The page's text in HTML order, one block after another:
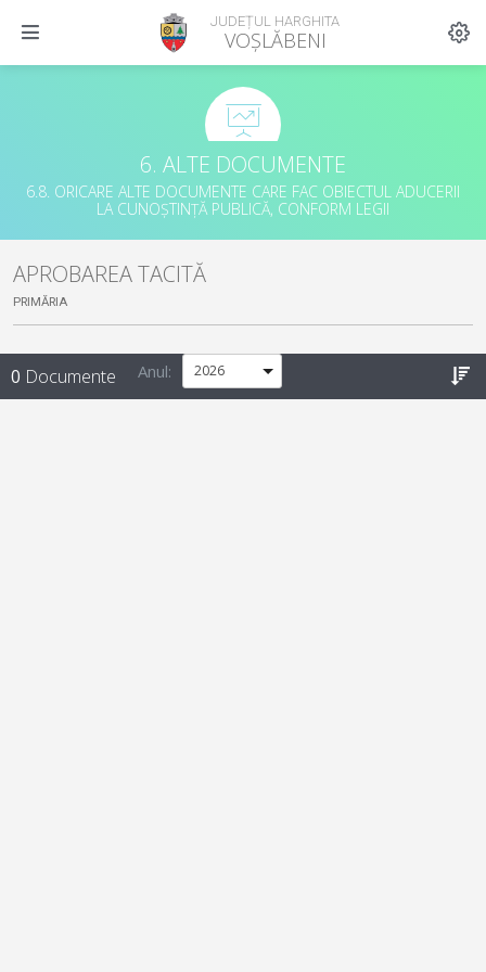
JUDEȚUL HARGHITA
VOȘLĂBENI
6. ALTE DOCUMENTE
6.8. ORICARE ALTE DOCUMENTE CARE FAC OBIECTUL ADUCERII
LA CUNOȘTINȚĂ PUBLICĂ, CONFORM LEGII
APROBAREA TACITĂ
PRIMĂRIA
0 Documente Anul: